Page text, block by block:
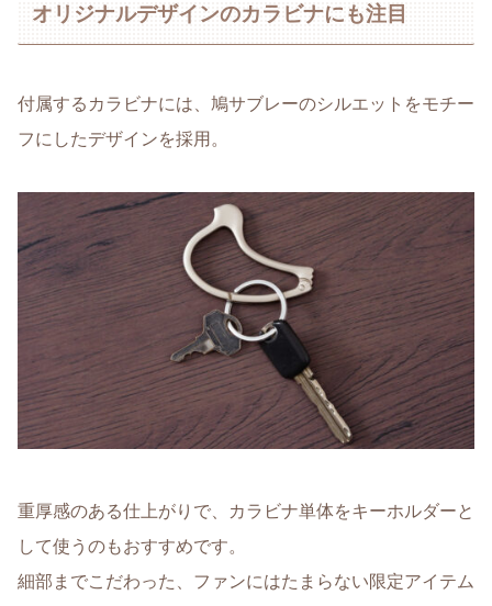
オリジナルデザインのカラビナにも注目
付属するカラビナには、鳩サブレーのシルエットをモチー
フにしたデザインを採用。
重厚感のある仕上がりで、カラビナ単体をキーホルダーと
して使うのもおすすめです。
細部までこだわった、ファンにはたまらない限定アイテム